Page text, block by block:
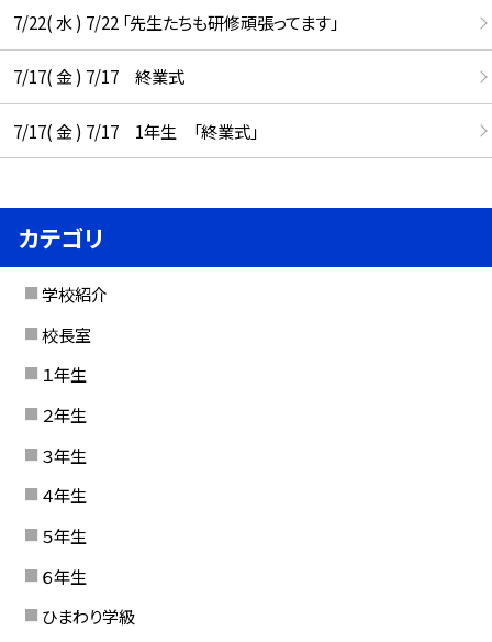
7/22( 水 ) 7/22 「先生たちも研修頑張ってます」
7/17( 金 ) 7/17 終業式
7/17( 金 ) 7/17 1年生 「終業式」
カテゴリ
学校紹介
校長室
１年生
２年生
３年生
４年生
５年生
６年生
ひまわり学級